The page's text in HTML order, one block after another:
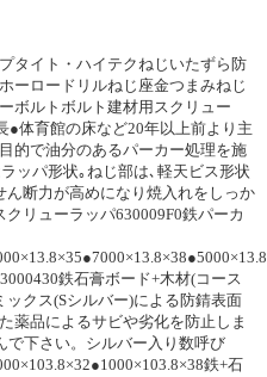
プタ イ ト ・ ハイ テクね じ いたずら 防
ホー ロ ー ド リ ルね じ 座金つ ま みね じ
ーボル ト ボル ト 建材用 スク リ ュ ー
●体育館の床な ど20年以上前よ り 主
目 的で油分のあるパーカ ー処理を施
ラ ッパ形状｡ ね じ部は､ 軽天 ビス形状
ん断力が高めにな り 焼入れを し っか
ク リ ュ ーラ ッパ630009F0鉄パーカ
00×13.8×35●7000×13.8×38●5000×13.8
3000430鉄石膏ボー ド+木材(コ ース
ッ ク ス(Sシルバー)によ る 防錆表面
た薬品によ るサ ビや劣化を 防止 し ま
で 下 さ い。 シルバー 入 り 数呼び
00×103.8×32●1000×103.8×38鉄+石